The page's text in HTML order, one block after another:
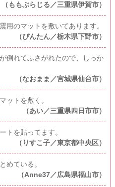
（ももぶらじる／三重県伊賀市）
用のマットを敷いてあります。
（ぴんたん／栃木県下野市）
倒れてふさがれたので、しっか
（なおまま／宮城県仙台市）
ットを敷く。
（あい／三重県四日市市）
トを貼ってます。
（りすこ子／東京都中央区）
めている。
（Anne37／広島県福山市）